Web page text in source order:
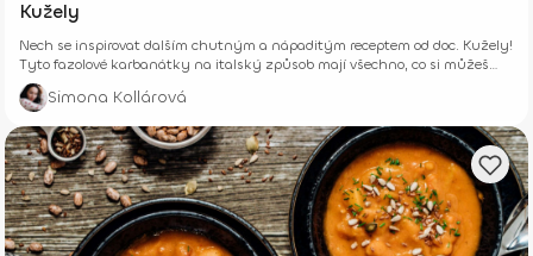
Kužely
Nech se inspirovat dalším chutným a nápaditým receptem od doc. Kužely!
Tyto fazolové karbanátky na italský způsob mají všechno, co si můžeš
přát – výbornou chuť, zdravé ingredience a jednoduchou přípravu.
Simona Kollárová